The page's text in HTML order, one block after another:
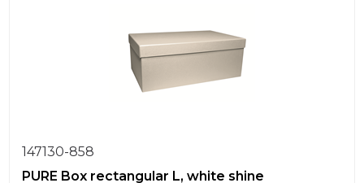
147130-858
PURE Box rectangular L, white shine